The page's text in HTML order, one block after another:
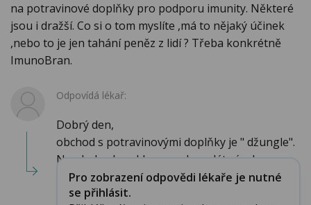
na potravinové doplňky pro podporu imunity. Některé
jsou i dražší. Co si o tom myslíte ,má to nějaký účinek
,nebo to je jen tahání peněz z lidí ? Třeba konkrétně
ImunoBran.
Odpovídá lékař:
Dobrý den,
obchod s potravinovými doplňky je " džungle".
Na obal a do reklamy mohou dát výrob...
Pro zobrazení odpovědi lékaře je nutné
se přihlásit.